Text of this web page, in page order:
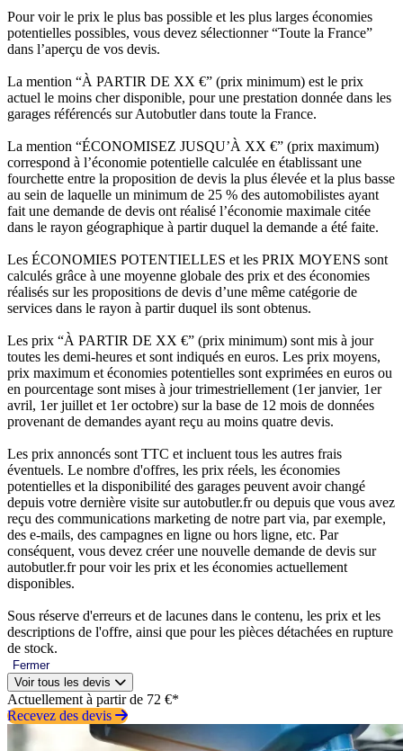
Pour voir le prix le plus bas possible et les plus larges économies
potentielles possibles, vous devez sélectionner “Toute la France”
dans l’aperçu de vos devis.
La mention “À PARTIR DE XX €” (prix minimum) est le prix
actuel le moins cher disponible, pour une prestation donnée dans les
garages référencés sur Autobutler dans toute la France.
La mention “ÉCONOMISEZ JUSQU’À XX €” (prix maximum)
correspond à l’économie potentielle calculée en établissant une
fourchette entre la proposition de devis la plus élevée et la plus basse
au sein de laquelle un minimum de 25 % des automobilistes ayant
fait une demande de devis ont réalisé l’économie maximale citée
dans le rayon géographique à partir duquel la demande a été faite.
Les ÉCONOMIES POTENTIELLES et les PRIX MOYENS sont
calculés grâce à une moyenne globale des prix et des économies
réalisés sur les propositions de devis d’une même catégorie de
services dans le rayon à partir duquel ils sont obtenus.
Les prix “À PARTIR DE XX €” (prix minimum) sont mis à jour
toutes les demi-heures et sont indiqués en euros. Les prix moyens,
prix maximum et économies potentielles sont exprimées en euros ou
en pourcentage sont mises à jour trimestriellement (1er janvier, 1er
avril, 1er juillet et 1er octobre) sur la base de 12 mois de données
provenant de demandes ayant reçu au moins quatre devis.
Les prix annoncés sont TTC et incluent tous les autres frais
éventuels. Le nombre d'offres, les prix réels, les économies
potentielles et la disponibilité des garages peuvent avoir changé
depuis votre dernière visite sur autobutler.fr ou depuis que vous avez
reçu des communications marketing de notre part via, par exemple,
des e-mails, des campagnes en ligne ou hors ligne, etc. Par
conséquent, vous devez créer une nouvelle demande de devis sur
autobutler.fr pour voir les prix et les économies actuellement
disponibles.
Sous réserve d'erreurs et de lacunes dans le contenu, les prix et les
descriptions de l'offre, ainsi que pour les pièces détachées en rupture
de stock.
Fermer
Voir tous les devis
Actuellement à partir de 72 €*
Recevez des devis